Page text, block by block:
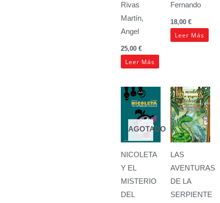
Rivas
Martín,
Angel
25,00 €
Leer Más
Fernando
18,00 €
Leer Más
AGOTADO
NICOLETA
Y EL
MISTERIO
DEL
LAS
AVENTURAS
DE LA
SERPIENTE